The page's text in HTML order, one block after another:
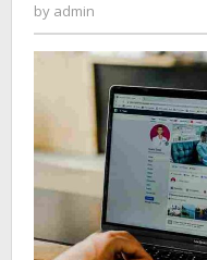
by admin